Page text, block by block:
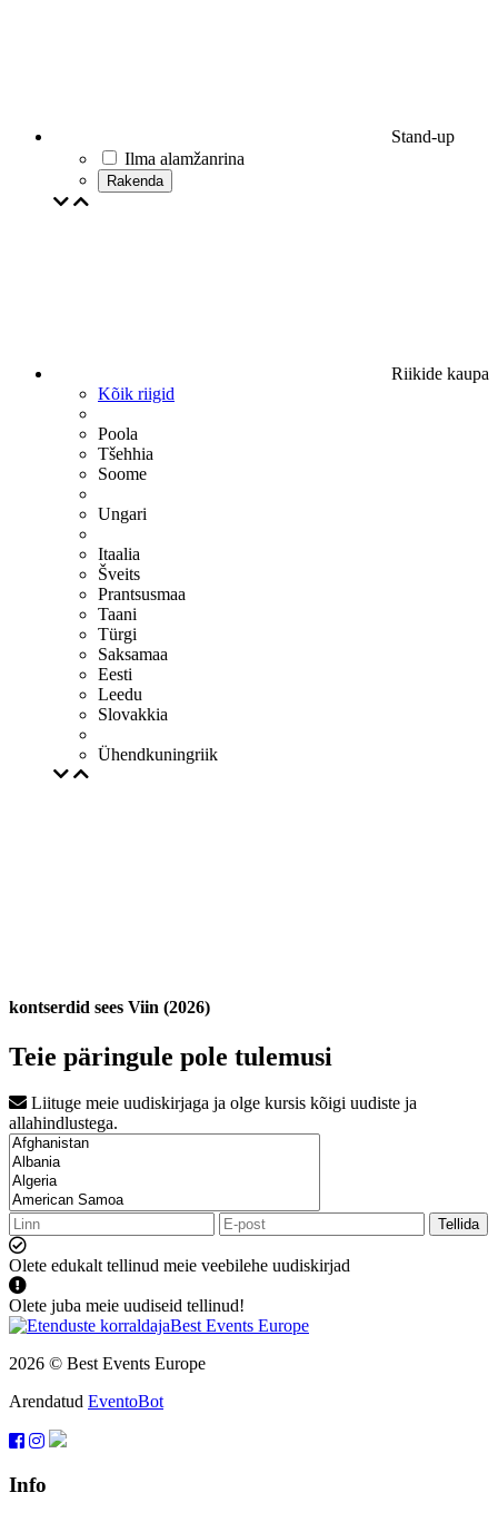
Stand-up
Ilma alamžanrina
Rakenda
Riikide kaupa
Kõik riigid
Poola
Tšehhia
Soome
Ungari
Itaalia
Šveits
Prantsusmaa
Taani
Türgi
Saksamaa
Eesti
Leedu
Slovakkia
Ühendkuningriik
kontserdid sees Viin (2026)
Teie päringule pole tulemusi
Liituge meie uudiskirjaga ja olge kursis kõigi uudiste ja
allahindlustega.
Tellida
Olete edukalt tellinud meie veebilehe uudiskirjad
Olete juba meie uudiseid tellinud!
2026 © Best Events Europe
Arendatud EventoBot
Info